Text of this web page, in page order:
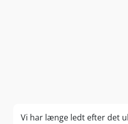
Vi har længe ledt efter det